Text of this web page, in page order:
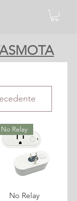
No Relay
No Relay